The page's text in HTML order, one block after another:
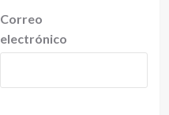
Correo
electrónico